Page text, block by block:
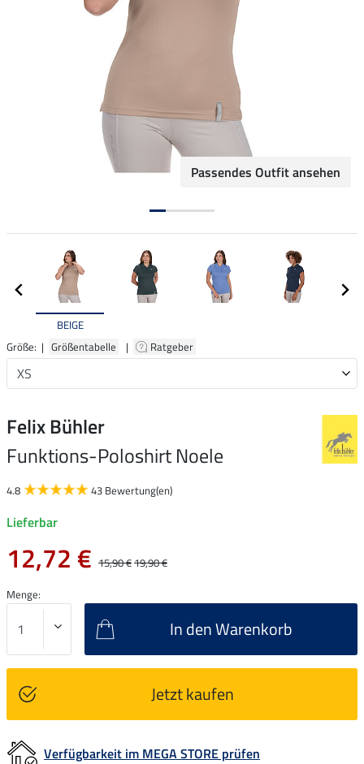
Passendes Outfit ansehen
BEIGE
Größe: | Größentabelle | Ratgeber
Felix Bühler
Funktions-Poloshirt Noele
4.8 43 Bewertung(en)
Lieferbar
12,72 € 15,90 €19,90 €
Menge:
In den Warenkorb
Jetzt kaufen
Verfügbarkeit im MEGA STORE prüfen